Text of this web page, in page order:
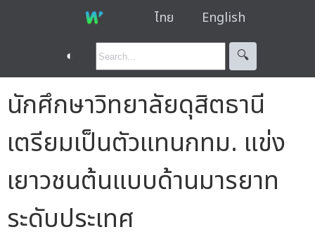
ไทย English
◐ 🔍︎
นักศึกษาวิทยาลัยดุสิตธานี
เตรียมเป็นตัวแทนกทม. แข่ง
เยาวชนต้นแบบด้านมารยาท
ระดับประเทศ